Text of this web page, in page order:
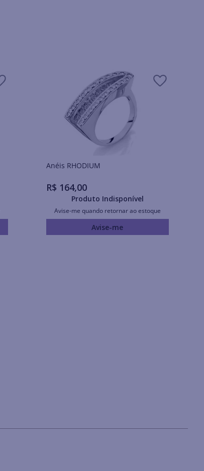
Anéis RHODIUM
R$ 164,00
Produto Indisponível
Avise-me quando retornar ao estoque
Avise-me